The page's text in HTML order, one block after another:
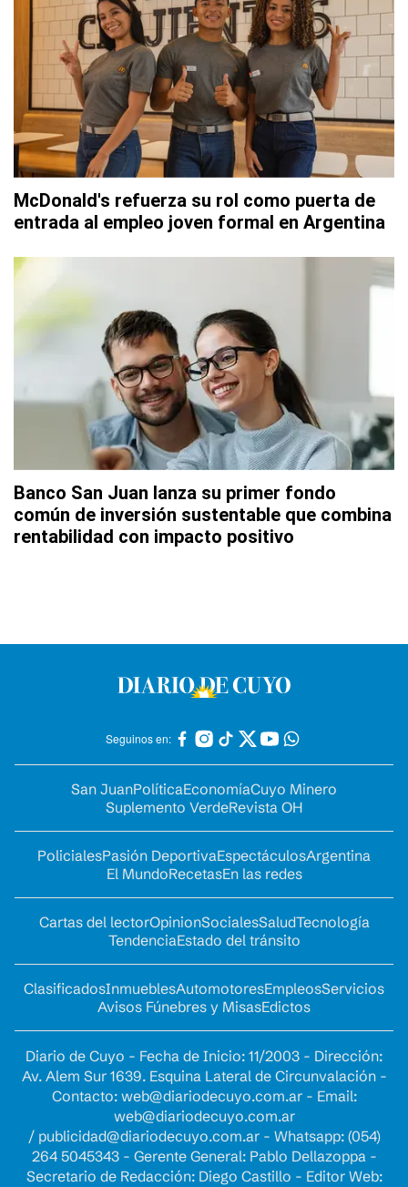
McDonald's refuerza su rol como puerta de
entrada al empleo joven formal en Argentina
Banco San Juan lanza su primer fondo
común de inversión sustentable que combina
rentabilidad con impacto positivo
Seguinos en:
San JuanPolíticaEconomíaCuyo Minero
Suplemento VerdeRevista OH
PolicialesPasión DeportivaEspectáculosArgentina
El MundoRecetasEn las redes
Cartas del lectorOpinionSocialesSaludTecnología
TendenciaEstado del tránsito
ClasificadosInmueblesAutomotoresEmpleosServicios
Avisos Fúnebres y MisasEdictos
Diario de Cuyo - Fecha de Inicio: 11/2003 - Dirección:
Av. Alem Sur 1639. Esquina Lateral de Circunvalación -
Contacto: web@diariodecuyo.com.ar- Email:
web@diariodecuyo.com.ar
/ publicidad@diariodecuyo.com.ar- Whatsapp: (054)
264 5045343 - Gerente General: Pablo Dellazoppa -
Secretario de Redacción: Diego Castillo - Editor Web: